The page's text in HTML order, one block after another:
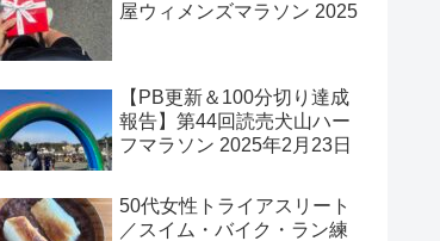
屋ウィメンズマラソン 2025
【PB更新＆100分切り達成
報告】第44回読売犬山ハー
フマラソン 2025年2月23日
50代女性トライアスリート
／スイム・バイク・ラン練